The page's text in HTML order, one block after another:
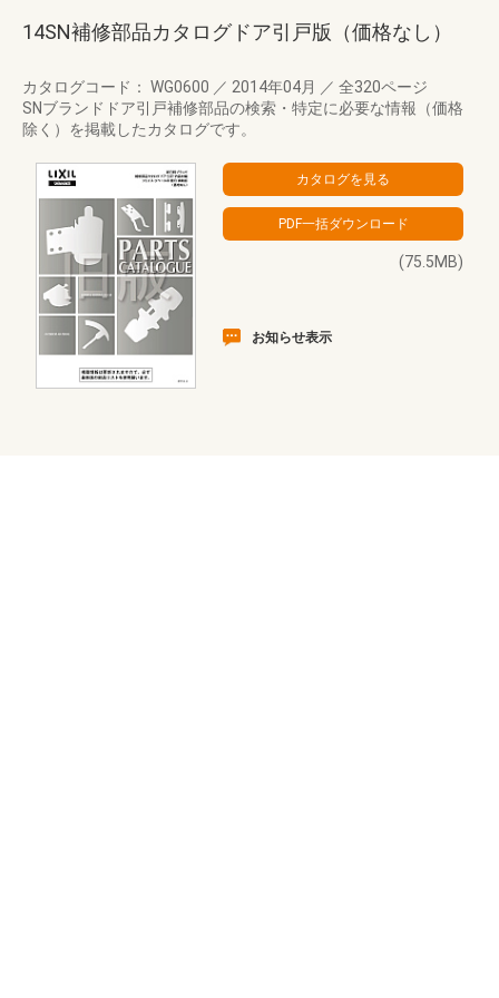
14SN補修部品カタログドア引戸版（価格なし）
カタログコード： WG0600 ／ 2014年04月 ／ 全320ページ
SNブランドドア引戸補修部品の検索・特定に必要な情報（価格
除く）を掲載したカタログです。
(75.5MB)
お知らせ表示